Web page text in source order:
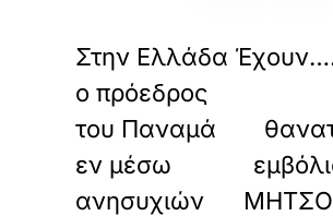
Στην Ελλάδα
ο πρόεδρος
του Παναμά
εν μέσω
ανησυχιών